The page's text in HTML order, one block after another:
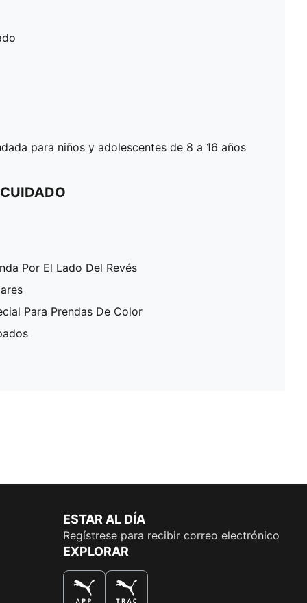
para niños y adolescentes de 8 a 16 años
Por El Lado Del Revés
Para Prendas De Color
ESTAR AL DÍA
Regístrese para recibir correo electrónico
EXPLORAR